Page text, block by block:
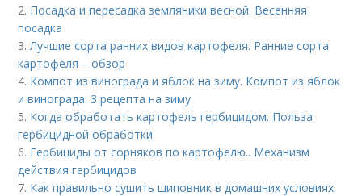
2. Посадка и пересадка земляники весной. Весенняя
посадка
3. Лучшие сорта ранних видов картофеля. Ранние сорта
картофеля – обзор
4. Компот из винограда и яблок на зиму. Компот из яблок
и винограда: 3 рецепта на зиму
5. Когда обработать картофель гербицидом. Польза
гербицидной обработки
6. Гербициды от сорняков по картофелю.. Механизм
действия гербицидов
7. Как правильно сушить шиповник в домашних условиях.